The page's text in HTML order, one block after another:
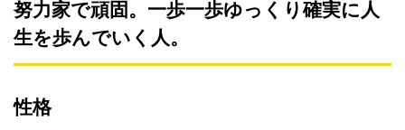
努力家で頑固。一歩一歩ゆっくり確実に人
生を歩んでいく人。
性格